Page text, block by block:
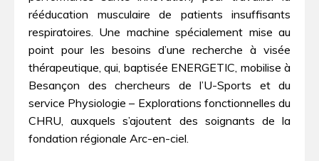
rééducation musculaire de patients insuffisants
respiratoires. Une machine spécialement mise au
point pour les besoins d’une recherche à visée
thérapeutique, qui, baptisée ENERGETIC, mobilise à
Besançon des chercheurs de l’U-Sports et du
service Physiologie – Explorations fonctionnelles du
CHRU, auxquels s’ajoutent des soignants de la
fondation régionale Arc-en-ciel.